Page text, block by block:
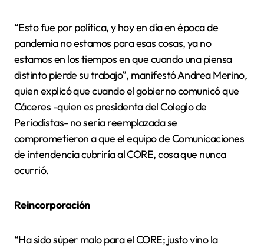
“Esto fue por política, y hoy en día en época de
pandemia no estamos para esas cosas, ya no
estamos en los tiempos en que cuando una piensa
distinto pierde su trabajo”, manifestó Andrea Merino,
quien explicó que cuando el gobierno comunicó que
Cáceres -quien es presidenta del Colegio de
Periodistas- no sería reemplazada se
comprometieron a que el equipo de Comunicaciones
de intendencia cubriría al CORE, cosa que nunca
ocurrió.
Reincorporación
“Ha sido súper malo para el CORE; justo vino la